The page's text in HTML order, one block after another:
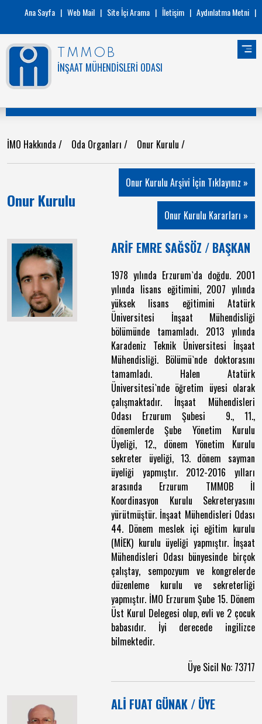
Ana Sayfa | Web Mail | Site İçi Arama | İletişim | Aydınlatma Metni |
TMMOB
İNŞAAT MÜHENDİSLERİ ODASI
İMO Hakkında / Oda Organları / Onur Kurulu /
Onur Kurulu Arşivi İçin Tıklayınız »
Onur Kurulu
Onur Kurulu Kararları »
ARİF EMRE SAĞSÖZ / BAŞKAN
1978 yılında Erzurum`da doğdu. 2001
yılında lisans eğitimini, 2007 yılında
yüksek lisans eğitimini Atatürk
Üniversitesi İnşaat Mühendisliği
bölümünde tamamladı. 2013 yılında
Karadeniz Teknik Üniversitesi İnşaat
Mühendisliği. Bölümü`nde doktorasını
tamamladı. Halen Atatürk
Üniversitesi`nde öğretim üyesi olarak
çalışmaktadır. İnşaat Mühendisleri
Odası Erzurum Şubesi 9., 11.,
dönemlerde Şube Yönetim Kurulu
Üyeliği, 12., dönem Yönetim Kurulu
sekreter üyeliği, 13. dönem sayman
üyeliği yapmıştır. 2012-2016 yılları
arasında Erzurum TMMOB İl
Koordinasyon Kurulu Sekreteryasını
yürütmüştür. İnşaat Mühendisleri Odası
44. Dönem meslek içi eğitim kurulu
(MİEK) kurulu üyeliği yapmıştır. İnşaat
Mühendisleri Odası bünyesinde birçok
çalıştay, sempozyum ve kongrelerde
düzenleme kurulu ve sekreterliği
yapmıştır. İMO Erzurum Şube 15. Dönem
Üst Kurul Delegesi olup, evli ve 2 çocuk
babasıdır. İyi derecede ingilizce
bilmektedir.
Üye Sicil No: 73717
ALİ FUAT GÜNAK / ÜYE